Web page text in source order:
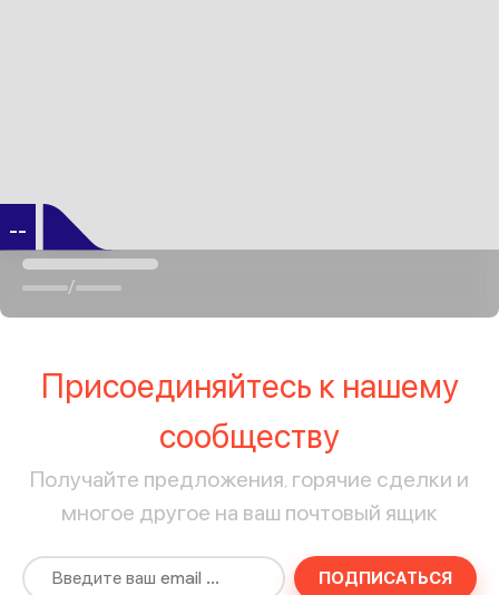
--
/
Присоединяйтесь к нашему
сообществу
Получайте предложения, горячие сделки и
многое другое на ваш почтовый ящик
ПОДПИСАТЬСЯ